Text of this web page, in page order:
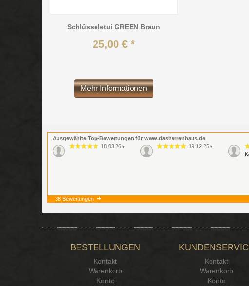
Schlüsseletui GREEN Braun
25,00 € *
Mehr Informationen
Ausgewählte Top-Bewertungen für www.dasherrenhaus.de
18.03.26 ▼ 19.12.25 ▼
38 Bewertungen
BESTELLUNGEN
Kontakt
Warenkorb
Konto
Kontakt
Warenkorb
Konto